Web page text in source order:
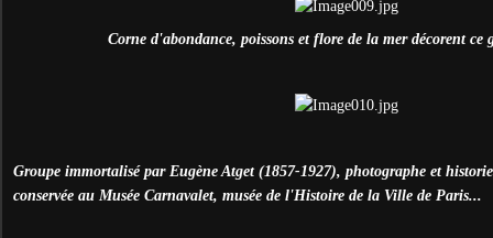
Corne d'abondance, poissons et flore de la mer décorent ce
Groupe immortalisé par Eugène Atget (1857-1927), photographe et
conservée au Musée Carnavalet, musée de l'Histoire de la Ville de Paris...